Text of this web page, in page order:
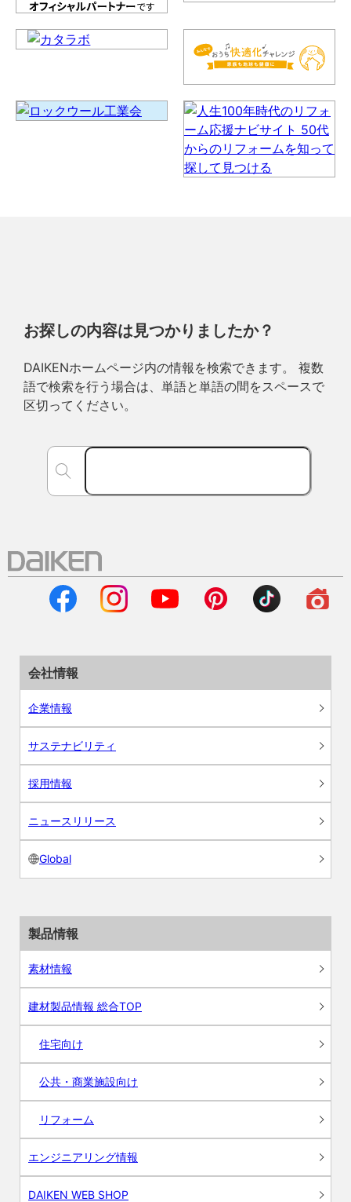
お探しの内容は見つかりましたか？
DAIKENホームページ内の情報を検索できます。 複数
語で検索を行う場合は、単語と単語の間をスペースで
区切ってください。
会社情報
企業情報
サステナビリティ
採用情報
ニュースリリース
Global
製品情報
素材情報
建材製品情報 総合TOP
住宅向け
公共・商業施設向け
リフォーム
エンジニアリング情報
DAIKEN WEB SHOP